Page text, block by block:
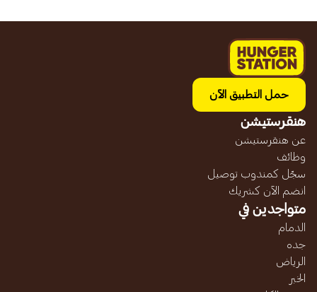
حمل التطبيق الآن
هنقرستيشن
عن هنقرستيشن
وظائف
سجّل كمندوب توصيل
انضم الآن كشريك
متواجدين في
الدمام
جده
الرياض
الخبر